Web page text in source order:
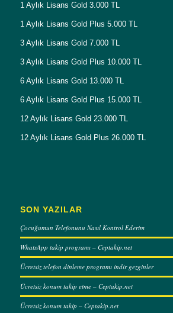
1 Aylık Lisans Gold 3.000 TL
1 Aylık Lisans Gold Plus 5.000 TL
3 Aylık Lisans Gold 7.000 TL
3 Aylık Lisans Gold Plus 10.000 TL
6 Aylık Lisans Gold 13.000 TL
6 Aylık Lisans Gold Plus 15.000 TL
12 Aylık Lisans Gold 23.000 TL
12 Aylık Lisans Gold Plus 26.000 TL
SON YAZILAR
Çocuğumun Telefonunu Nasıl Kontrol Ederim
WhatsApp takip programı – Ceptakip.net
Ücretsiz telefon dinleme programı indir gezginler
Ücretsiz konum takip etme – Ceptakip.net
Ücretsiz konum takip – Ceptakip.net